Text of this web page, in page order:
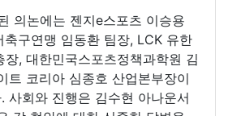
의논에는 젠지e스포츠 이승용
축구연맹 임동환 팀장, LCK 유한
장, 대한민국스포츠정책과학원 김
트 코리아 심종호 산업본부장이
사회와 진행은 김수현 아나운서